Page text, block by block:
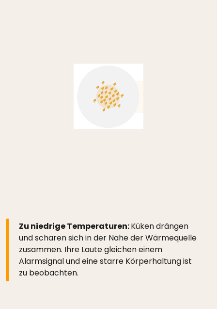
Zu niedrige Temperaturen:Küken drängen
und scharen sich in der Nähe der Wärmequelle
zusammen. Ihre Laute gleichen einem
Alarmsignal und eine starre Körperhaltung ist
zu beobachten.